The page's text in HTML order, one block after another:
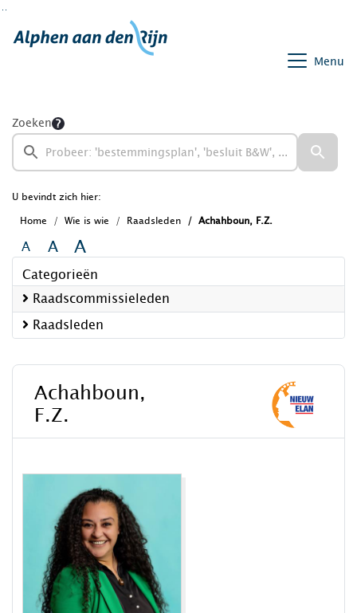
Ga naar de inhoud van deze pagina
Menu
Zoeken
U bevindt zich hier:
Home
Wie is wie Raadsleden Achahboun, F.Z.
A A A
Categorieën
Raadscommissieleden
Raadsleden
Achahboun,
F.Z.